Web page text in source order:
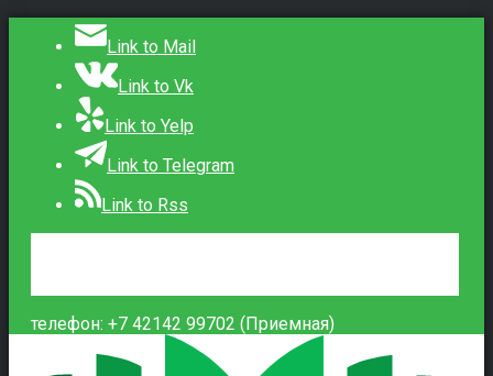
Link to Mail
Link to Vk
Link to Yelp
Link to Telegram
Link to Rss
телефон: +7 42142 99702 (Приемная)